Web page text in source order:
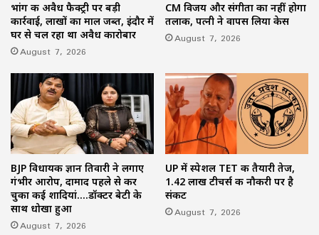
भांग की अवैध फैक्ट्री पर बड़ी
कार्रवाई, लाखों का माल जब्त, इंदौर में
घर से चल रहा था अवैध कारोबार
August 7, 2026
CM विजय और संगीता का नहीं होगा
तलाक, पत्नी ने वापस लिया केस
August 7, 2026
BJP विधायक ज्ञान तिवारी ने लगाए
गंभीर आरोप, दामाद पहले से कर
चुका कई शादियां….डॉक्टर बेटी के
साथ धोखा हुआ
August 7, 2026
UP में स्पेशल TET की तैयारी तेज,
1.42 लाख टीचर्स की नौकरी पर है
संकट
August 7, 2026